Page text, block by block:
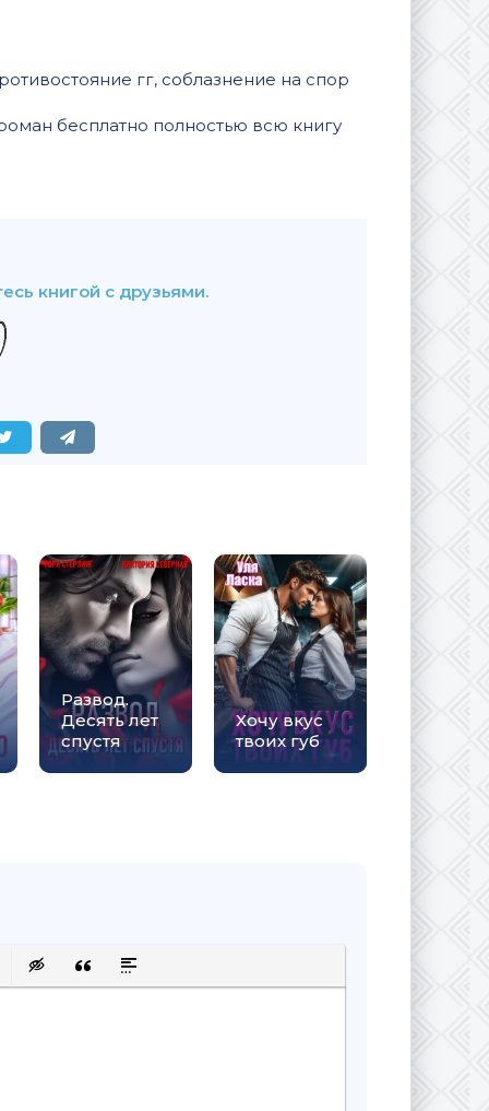
гг, соблазнение на спор
бесплатно полностью всю книгу
книгой с друзьями.
Развод.
Десять лет
спустя
Хочу вкус
твоих губ
защищенную ссылку
смайлик
Вставка скрытого текста
Вставка цитаты
Вставка спойлера